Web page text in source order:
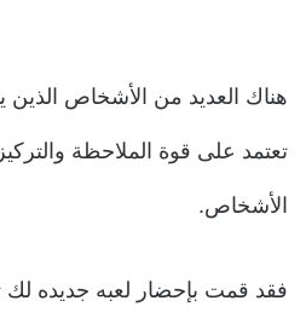
هناك العديد من الأشخاص الذين
تعتمد على قوة الملاحظة
الأشخاص.
فقد قمت بإحضار لعبه جديده